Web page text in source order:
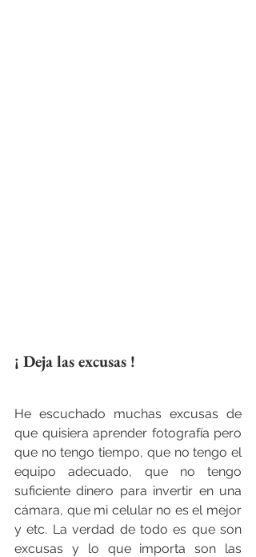
¡ Deja las excusas !
He escuchado muchas excusas de
que quisiera aprender fotografía pero
que no tengo tiempo, que no tengo el
equipo adecuado, que no tengo
suficiente dinero para invertir en una
cámara, que mi celular no es el mejor
y etc. La verdad de todo es que son
excusas y lo que importa son las